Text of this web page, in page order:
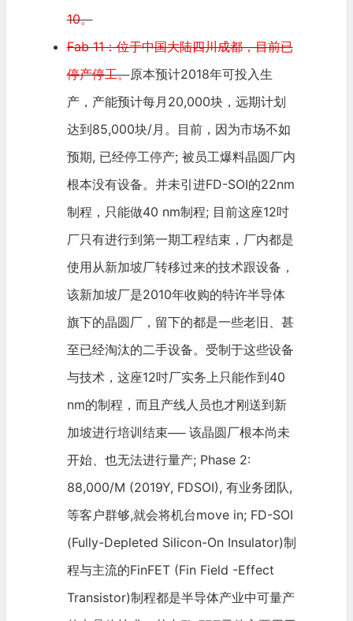
10。
Fab 11：位于中国大陆四川成都，目前已
停产停工。原本预计2018年可投入生
产，产能预计每月20,000块，远期计划
达到85,000块/月。目前，因为市场不如
预期, 已经停工停产; 被员工爆料晶圆厂内
根本没有设备。并未引进FD-SOI的22nm
制程，只能做40 nm制程; 目前这座12吋
厂只有进行到第一期工程结束，厂内都是
使用从新加坡厂转移过来的技术跟设备，
该新加坡厂是2010年收购的特许半导体
旗下的晶圆厂，留下的都是一些老旧、甚
至已经淘汰的二手设备。受制于这些设备
与技术，这座12吋厂实务上只能作到40
nm的制程，而且产线人员也才刚送到新
加坡进行培训结束── 该晶圆厂根本尚未
开始、也无法进行量产; Phase 2:
88,000/M (2019Y, FDSOI), 有业务团队,
等客户群够,就会将机台move in; FD-SOI
(Fully-Depleted Silicon-On Insulator)制
程与主流的FinFET (Fin Field -Effect
Transistor)制程都是半导体产业中可量产